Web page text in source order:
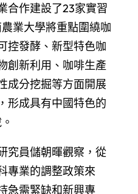
合作建設了23家實習
業大學將重點圍繞咖
控發酵、新型特色咖
創新利用、咖啡生產
成分挖掘等方面開展
形成具有中國特色的
究員儲朝暉觀察，從
專業的調整政策來
急需緊缺和新興專